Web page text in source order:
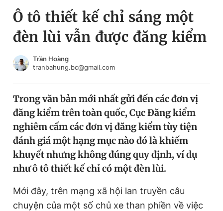
Chuyên mục
Chuyên mục khác
Tin thị trường Tin 360
Video Magazine
Tiện ích Bạn cần biết
Đổi mật khẩu
Tin đã lưu
Tin đã xem
Đăng xuất
Ô tô thiết kế chỉ sáng một
đèn lùi vẫn được đăng kiểm
Trần Hoàng
tranbahung.bc@gmail.com
Trong văn bản mới nhất gửi đến các đơn vị
đăng kiểm trên toàn quốc, Cục Đăng kiểm
nghiêm cấm các đơn vị đăng kiểm tùy tiện
đánh giá một hạng mục nào đó là khiếm
khuyết nhưng không đúng quy định, ví dụ
như ô tô thiết kế chỉ có một đèn lùi.
Mới đây, trên mạng xã hội lan truyền câu
chuyện của một số chủ xe than phiền về việc